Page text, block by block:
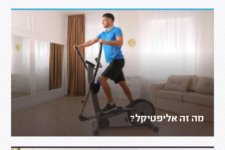
מה זה אליפטיקל?